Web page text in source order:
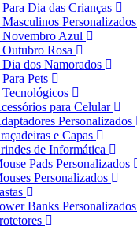
Dia das Crianças
Personalizados
Novembro Azul
Rosa
dos Namorados
Pets
para Celular
Personalizados
e Capas
de Informática
Pads Personalizados
Personalizados
Banks Personalizados